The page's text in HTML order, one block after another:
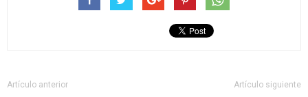
Artículo anterior Artículo siguiente